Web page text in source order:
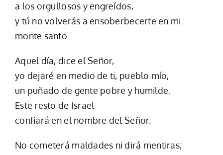
a los orgullosos y engreídos,
y tú no volverás a ensoberbecerte en mi
monte santo.
Aquel día, dice el Señor,
yo dejaré en medio de ti, pueblo mío,
un puñado de gente pobre y humilde.
Este resto de Israel
confiará en el nombre del Señor.
No cometerá maldades ni dirá mentiras;